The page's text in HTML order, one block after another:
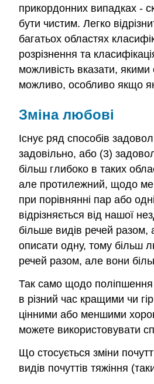
прикордонних випадках -
бути чистим. Легко
багатьох областях
розрізнення та
можливість вказати,
можливо, особливо якщо
Зміна любові
Існує ряд способів
задовільно, або (3)
більш глибоко в таких
але протилежний, щодо
при порівнянні пар або
відрізняється від нашої
більше видів речей
описати одну, тому більш
речей разом, але вони
Так само щодо поліпшення
в різний час кращими чи
цінними або меншими
можете використовувати
Що стосується зміни
видів почуттів тяжіння